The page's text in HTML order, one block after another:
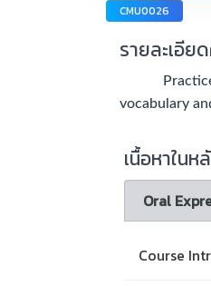
CMU0026
รายละเอีย
Practice in
vocabulary
เนื้อหาใน
Oral
Course